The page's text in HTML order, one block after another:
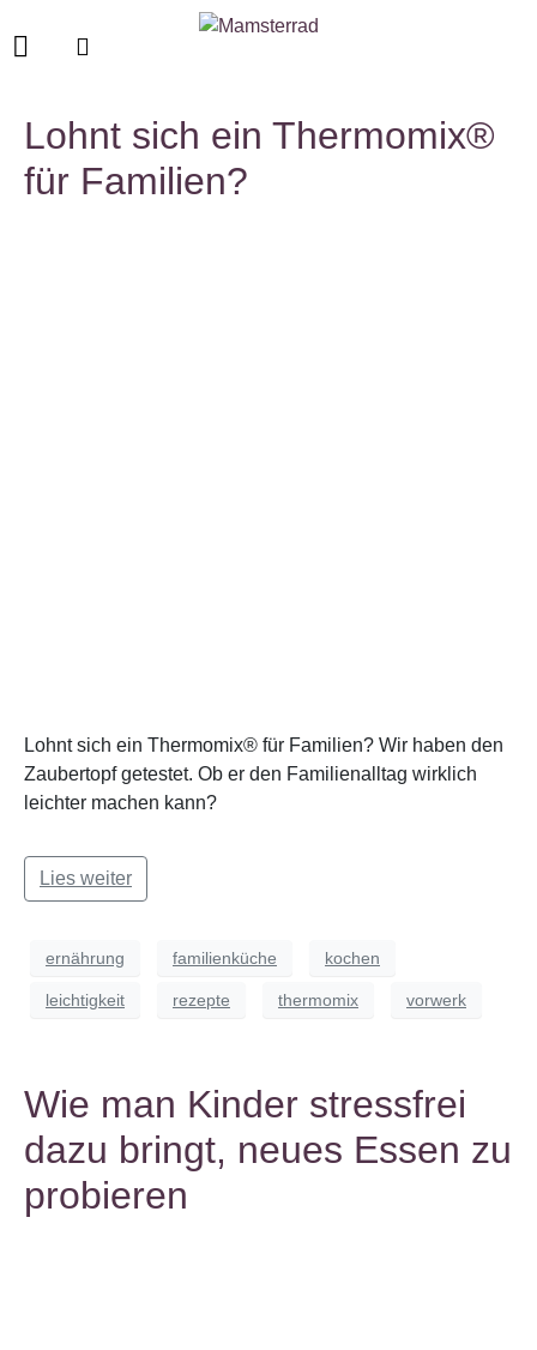
Lohnt sich ein Thermomix®
für Familien?
Lohnt sich ein Thermomix® für Familien? Wir haben den
Zaubertopf getestet. Ob er den Familienalltag wirklich
leichter machen kann?
Lies weiter
ernährung familienküche kochen
leichtigkeit rezepte thermomix vorwerk
Wie man Kinder stressfrei
dazu bringt, neues Essen zu
probieren